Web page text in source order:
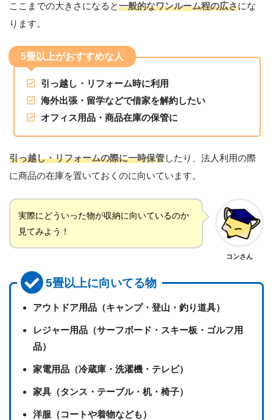
ここまでの大きさになると一般的なワンルーム程の広さにな
ります。
5畳以上がおすすめな人
引っ越し・リフォーム時に利用
海外出張・留学などで借家を解約したい
オフィス用品・商品在庫の保管に
引っ越し・リフォームの際に一時保管したり、法人利用の際
に商品の在庫を置いておくのに向いています。
実際にどういった物が収納に向いているのか
見てみよう！
コンさん
5畳以上に向いてる物
アウトドア用品（キャンプ・登山・釣り道具）
レジャー用品（サーフボード・スキー板・ゴルフ用
品）
家電用品（冷蔵庫・洗濯機・テレビ）
家具（タンス・テーブル・机・椅子）
洋服（コートや着物なども）